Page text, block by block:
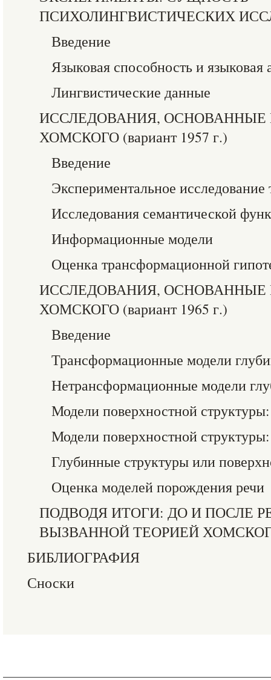
ПСИХОЛИНГВИСТИЧЕСКИХ
Введение
Языковая способность и языковая
Лингвистические данные
ИССЛЕДОВАНИЯ, ОСНОВАННЫЕ
ХОМСКОГО (вариант 1957 г.)
Введение
Экспериментальное
Исследования семантической
Информационные модели
Оценка трансформационной
ИССЛЕДОВАНИЯ, ОСНОВАННЫЕ
ХОМСКОГО (вариант 1965 г.)
Введение
Трансформационные модели
Нетрансформационные модели
Модели поверхностной
Модели поверхностной
Глубинные структуры или
Оценка моделей порождения речи
ПОДВОДЯ ИТОГИ: ДО И ПОСЛЕ
ВЫЗВАННОЙ ТЕОРИЕЙ
БИБЛИОГРАФИЯ
Сноски